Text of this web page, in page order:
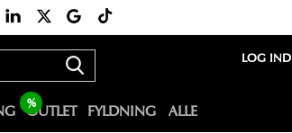
LOG IND
%
OUTLET FYLDNING ALLE